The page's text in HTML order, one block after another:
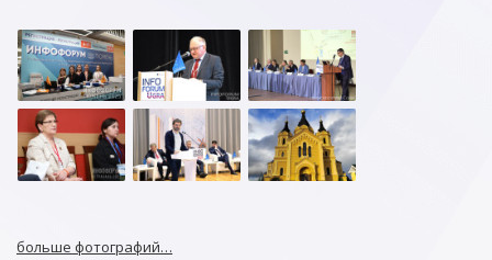
больше фотографий…